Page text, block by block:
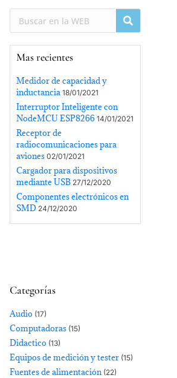
Mas recientes
Medidor de capacidad y
inductancia 18/01/2021
Interruptor Inteligente con
NodeMCU ESP8266 14/01/2021
Receptor de
radiocomunicaciones para
aviones 02/01/2021
Cargador para dispositivos
mediante USB 27/12/2020
Componentes electrónicos en
SMD 24/12/2020
Categorías
Audio (17)
Computadoras (15)
Didactico (13)
Equipos de medición y tester (15)
Fuentes de alimentación(22)